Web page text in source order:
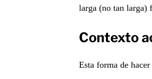
larga (no tan larga)
Contexto
Esta forma de